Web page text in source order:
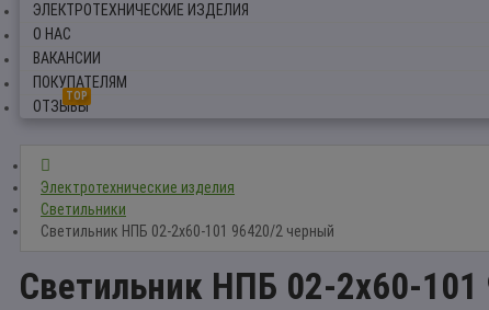
ЭЛЕКТРОТЕХНИЧЕСКИЕ ИЗДЕЛИЯ
О НАС
ВАКАНСИИ
ПОКУПАТЕЛЯМ
TOP
ОТЗЫВЫ
Электротехнические изделия
Светильники
Светильник НПБ 02-2x60-101 96420/2 черный
Светильник НПБ 02-2x60-